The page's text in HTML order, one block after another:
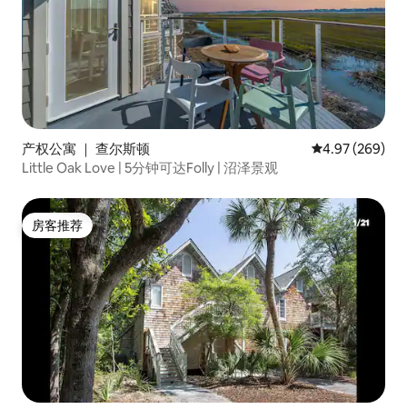
产权公寓 ｜ 查尔斯顿 平均评分 4.97
4.97 (269)
Little Oak Love | 5分钟可达Folly | 沼泽景观
房客推荐
房客推荐